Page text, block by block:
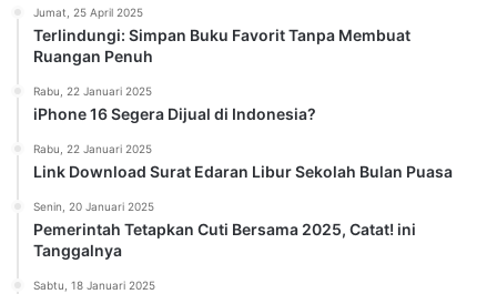
Jumat, 25 April 2025
Terlindungi: Simpan Buku Favorit Tanpa Membuat
Ruangan Penuh
Rabu, 22 Januari 2025
iPhone 16 Segera Dijual di Indonesia?
Rabu, 22 Januari 2025
Link Download Surat Edaran Libur Sekolah Bulan Puasa
Senin, 20 Januari 2025
Pemerintah Tetapkan Cuti Bersama 2025, Catat! ini
Tanggalnya
Sabtu, 18 Januari 2025